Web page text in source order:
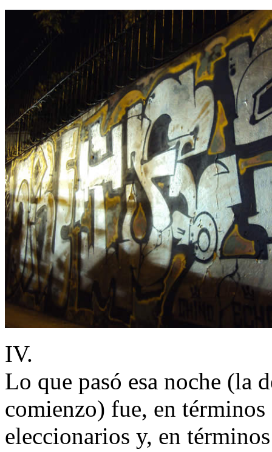
IV.
Lo que pasó esa noche (la
comienzo) fue, en
eleccionarios y, en